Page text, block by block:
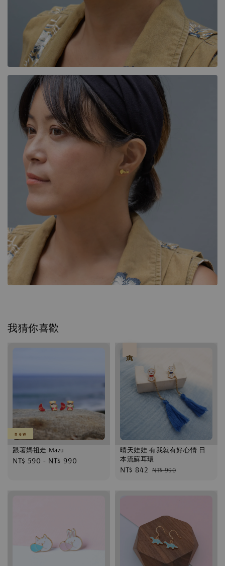
我猜你喜歡
n e w
跟著媽祖走 Mazu
Regular
NT$ 590 - NT$ 990
晴天娃娃 有我就有好心情 日
本流蘇耳環
Sale
NT$ 842 Regular
NT$ 990